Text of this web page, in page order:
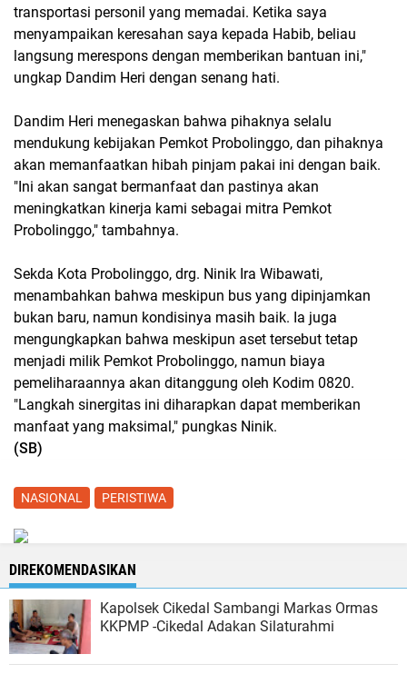
transportasi personil yang memadai. Ketika saya
menyampaikan keresahan saya kepada Habib, beliau
langsung merespons dengan memberikan bantuan ini,"
ungkap Dandim Heri dengan senang hati.
Dandim Heri menegaskan bahwa pihaknya selalu
mendukung kebijakan Pemkot Probolinggo, dan pihaknya
akan memanfaatkan hibah pinjam pakai ini dengan baik.
"Ini akan sangat bermanfaat dan pastinya akan
meningkatkan kinerja kami sebagai mitra Pemkot
Probolinggo," tambahnya.
Sekda Kota Probolinggo, drg. Ninik Ira Wibawati,
menambahkan bahwa meskipun bus yang dipinjamkan
bukan baru, namun kondisinya masih baik. Ia juga
mengungkapkan bahwa meskipun aset tersebut tetap
menjadi milik Pemkot Probolinggo, namun biaya
pemeliharaannya akan ditanggung oleh Kodim 0820.
"Langkah sinergitas ini diharapkan dapat memberikan
manfaat yang maksimal," pungkas Ninik.
(SB)
NASIONAL PERISTIWA
DIREKOMENDASIKAN
Kapolsek Cikedal Sambangi Markas Ormas
KKPMP -Cikedal Adakan Silaturahmi